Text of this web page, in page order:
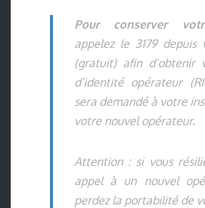
Pour conserver
appelez le 3179 depuis
(gratuit) afin d’obtenir
d’identité opérateur
sera demandé à votre
votre nouvel opérateur.
Attention : si vous
appel à un nouvel
perdez la portabilité de